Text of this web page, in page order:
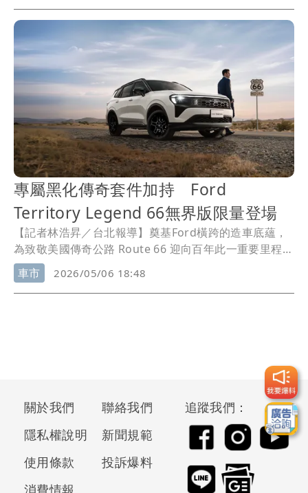
專屬黑化傳奇套件加持 Ford
Territory Legend 66無界版限量登場
【記者林浩昇／台北報導】奠基Ford橫跨的造車底蘊，
為致敬美國傳奇公路 Route 66 迎向百年此一重要里程
碑，福特六和正式推出 Ford Territory
版，並以 111.4 萬元正式限量登場，全車升級總價值超
過 12 萬元的專屬配置，並以僅 300 台的稀有配額，結
車市 2026/05/06 18:48
關於我們
聯絡我們
隱私權說明
新聞規範
使用條款
投訴爆料
消費情報
追蹤我們：